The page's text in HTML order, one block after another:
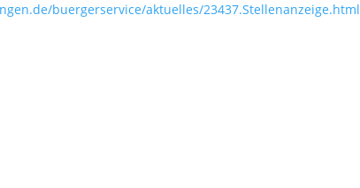
buergerservice/aktuelles/23437.Stellenanzeige.html